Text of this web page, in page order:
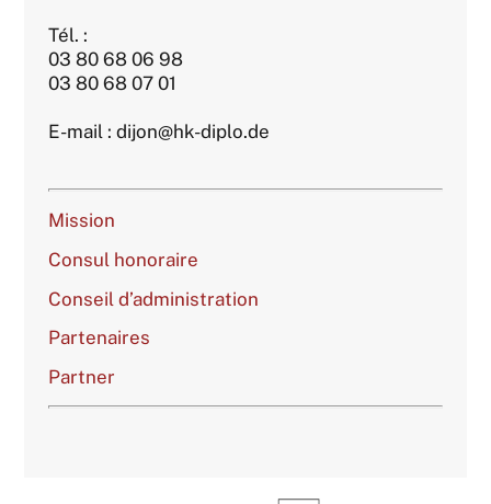
Tél. :
03 80 68 06 98
03 80 68 07 01
E-mail : dijon@hk-diplo.de
Mission
Consul honoraire
Conseil d’administration
Partenaires
Partner